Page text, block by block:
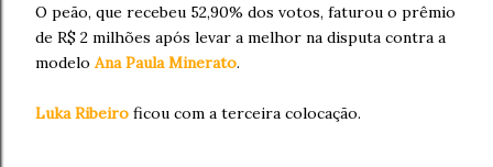
O peão, que recebeu 52,90% dos votos, faturou o prêmio
de R$ 2 milhões após levar a melhor na disputa contra a
modelo Ana Paula Minerato.
Luka Ribeiro ficou com a terceira colocação.